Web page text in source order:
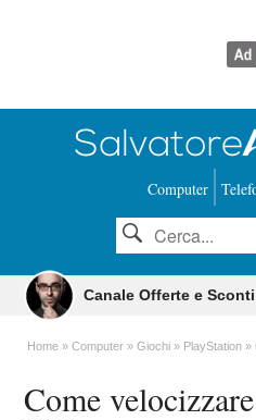
Computer
Canale Offerte e
Home Computer Giochi PlayStation
Come